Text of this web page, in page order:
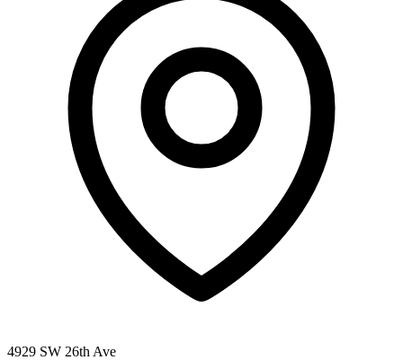
4929 SW 26th Ave